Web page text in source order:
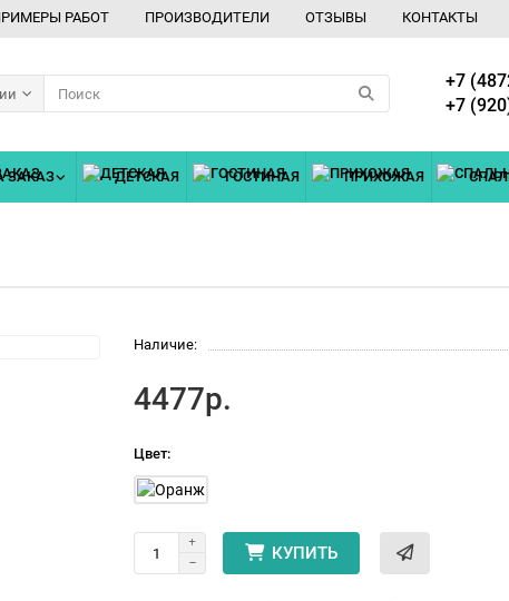
РАБОТ ПРОИЗВОДИТЕЛИ ОТЗЫВЫ КОНТАКТЫ
+7
+7
ЗАКАЗ ДЕТСКАЯ ГОСТИНАЯ ПРИХОЖАЯ
Наличие:
4477р.
Цвет:
КУПИТЬ